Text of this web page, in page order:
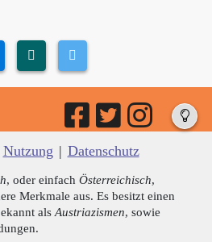
Nutzung | Datenschutz
, oder einfach Österreichisch,
Merkmale aus. Es besitzt einen
als Austriazismen, sowie